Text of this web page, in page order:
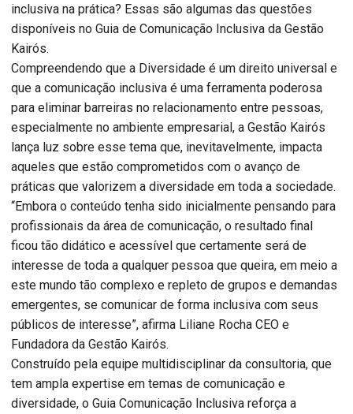
inclusiva na prática? Essas são algumas das questões
disponíveis no Guia de Comunicação Inclusiva da Gestão
Kairós.
Compreendendo que a Diversidade é um direito universal e
que a comunicação inclusiva é uma ferramenta poderosa
para eliminar barreiras no relacionamento entre pessoas,
especialmente no ambiente empresarial, a Gestão Kairós
lança luz sobre esse tema que, inevitavelmente, impacta
aqueles que estão comprometidos com o avanço de
práticas que valorizem a diversidade em toda a sociedade.
“Embora o conteúdo tenha sido inicialmente pensando para
profissionais da área de comunicação, o resultado final
ficou tão didático e acessível que certamente será de
interesse de toda a qualquer pessoa que queira, em meio a
este mundo tão complexo e repleto de grupos e demandas
emergentes, se comunicar de forma inclusiva com seus
públicos de interesse”, afirma Liliane Rocha CEO e
Fundadora da Gestão Kairós.
Construído pela equipe multidisciplinar da consultoria, que
tem ampla expertise em temas de comunicação e
diversidade, o Guia Comunicação Inclusiva reforça a